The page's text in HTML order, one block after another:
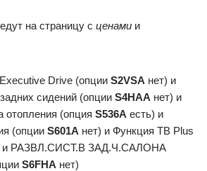
на страницу с ценами и
Drive (опции S2VSA нет) и
сидений (опции S4HAA нет) и
отопления (опция S536A есть) и
(опции S601A нет) и Функция ТВ Plus
и РАЗВЛ.СИСТ.В ЗАД.Ч.САЛОНА
S6FHA нет)